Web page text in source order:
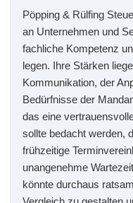
Pöpping & Rülfing
an Unternehmen und
fachliche Kompetenz
legen. Ihre Stärken
Kommunikation, der
Bedürfnisse der
das eine
sollte bedacht werden,
frühzeitige
unangenehme
könnte durchaus